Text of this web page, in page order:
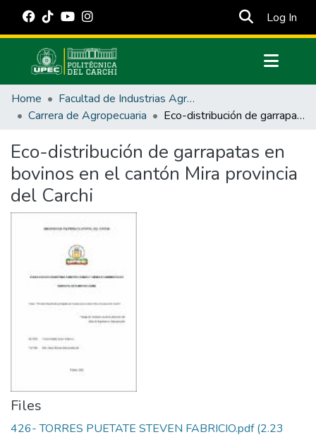
Log In
Communities & Collections
All of DSpace
Estadísticas Externas
Manuales
Home
Facultad de Industrias Agropecuarias y Ciencias Ambientales
Carrera de Agropecuaria
Eco-distribución de garrapatas en bovinos en el cantón Mira provincia del Carchi
Eco-distribución de garrapatas en
bovinos en el cantón Mira provincia
del Carchi
Files
426- TORRES PUETATE STEVEN FABRICIO.pdf(2.23